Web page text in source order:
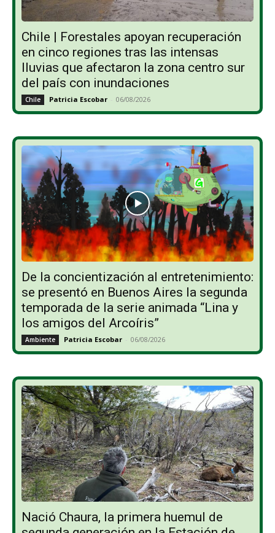
Chile | Forestales apoyan recuperación
en cinco regiones tras las intensas
lluvias que afectaron la zona centro sur
del país con inundaciones
Chile Patricia Escobar - 06/08/2026
De la concientización al entretenimiento:
se presentó en Buenos Aires la segunda
temporada de la serie animada “Lina y
los amigos del Arcoíris”
Ambiente Patricia Escobar - 06/08/2026
Nació Chaura, la primera huemul de